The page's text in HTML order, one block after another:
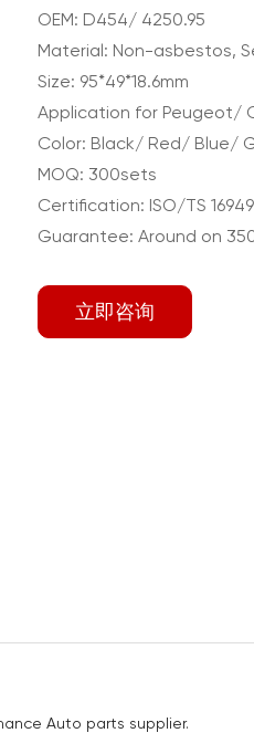
OEM: D454/ 4250.95
Material: Non-asbestos,
Size: 95*49*18.6mm
Application for Peugeot/
Color: Black/ Red/ Blue/
MOQ: 300sets
Certification: ISO/TS
Guarantee: Around on
立即咨询
Auto parts supplier.